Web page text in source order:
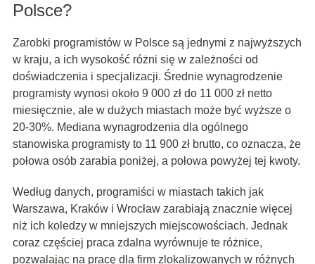
Polsce?
Zarobki programistów w Polsce są jednymi z najwyższych
w kraju, a ich wysokość różni się w zależności od
doświadczenia i specjalizacji. Średnie wynagrodzenie
programisty wynosi około 9 000 zł do 11 000 zł netto
miesięcznie, ale w dużych miastach może być wyższe o
20-30%. Mediana wynagrodzenia dla ogólnego
stanowiska programisty to 11 900 zł brutto, co oznacza, że
połowa osób zarabia poniżej, a połowa powyżej tej kwoty.
Według danych, programiści w miastach takich jak
Warszawa, Kraków i Wrocław zarabiają znacznie więcej
niż ich koledzy w mniejszych miejscowościach. Jednak
coraz częściej praca zdalna wyrównuje te różnice,
pozwalając na pracę dla firm zlokalizowanych w różnych